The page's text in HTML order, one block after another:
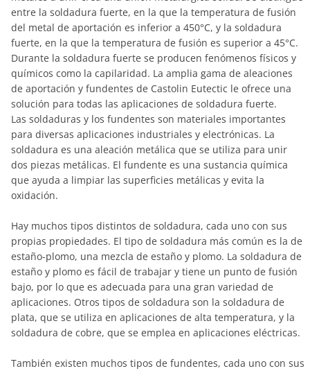
entre la soldadura fuerte, en la que la temperatura de fusión
del metal de aportación es inferior a 450°C, y la soldadura
fuerte, en la que la temperatura de fusión es superior a 45°C.
Durante la soldadura fuerte se producen fenómenos físicos y
químicos como la capilaridad. La amplia gama de aleaciones
de aportación y fundentes de Castolin Eutectic le ofrece una
solución para todas las aplicaciones de soldadura fuerte.
Las soldaduras y los fundentes son materiales importantes
para diversas aplicaciones industriales y electrónicas. La
soldadura es una aleación metálica que se utiliza para unir
dos piezas metálicas. El fundente es una sustancia química
que ayuda a limpiar las superficies metálicas y evita la
oxidación.
Hay muchos tipos distintos de soldadura, cada uno con sus
propias propiedades. El tipo de soldadura más común es la de
estaño-plomo, una mezcla de estaño y plomo. La soldadura de
estaño y plomo es fácil de trabajar y tiene un punto de fusión
bajo, por lo que es adecuada para una gran variedad de
aplicaciones. Otros tipos de soldadura son la soldadura de
plata, que se utiliza en aplicaciones de alta temperatura, y la
soldadura de cobre, que se emplea en aplicaciones eléctricas.
También existen muchos tipos de fundentes, cada uno con sus